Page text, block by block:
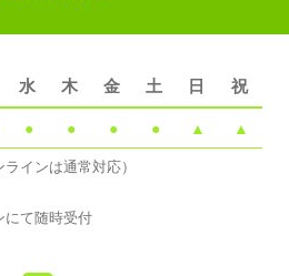
水 木 金 土 日 祝
● ● ● ● ▲ ▲
インは通常対応）
て随時受付